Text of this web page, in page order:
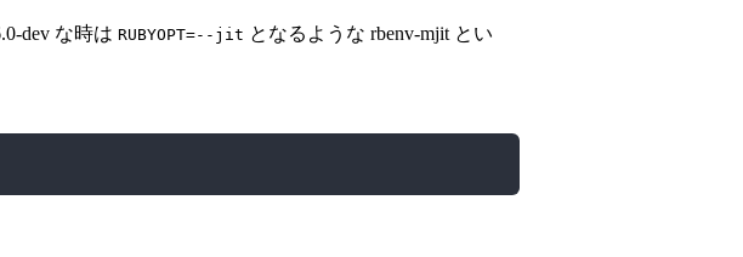
dev な時は RUBYOPT=--jit となるような rbenv-mjit とい